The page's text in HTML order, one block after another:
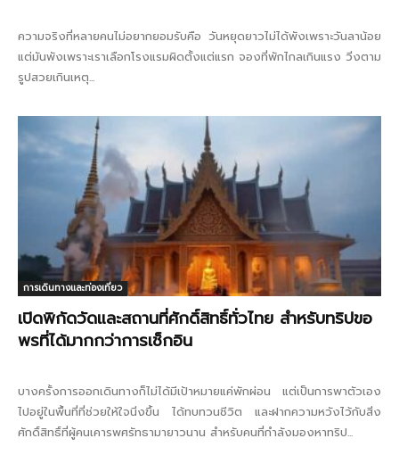
ความจริงที่หลายคนไม่อยากยอมรับคือ วันหยุดยาวไม่ได้พังเพราะวันลาน้อย
แต่มันพังเพราะเราเลือกโรงแรมผิดตั้งแต่แรก จองที่พักไกลเกินแรง วิ่งตาม
รูปสวยเกินเหตุ...
การเดินทางและท่องเที่ยว
เปิดพิกัดวัดและสถานที่ศักดิ์สิทธิ์ทั่วไทย สำหรับทริปขอ
พรที่ได้มากกว่าการเช็กอิน
บางครั้งการออกเดินทางก็ไม่ได้มีเป้าหมายแค่พักผ่อน แต่เป็นการพาตัวเอง
ไปอยู่ในพื้นที่ที่ช่วยให้ใจนิ่งขึ้น ได้ทบทวนชีวิต และฝากความหวังไว้กับสิ่ง
ศักดิ์สิทธิ์ที่ผู้คนเคารพศรัทธามายาวนาน สำหรับคนที่กำลังมองหาทริป...